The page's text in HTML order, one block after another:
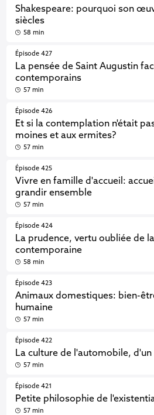
Shakespeare: pourquoi son
siècles
58 min
Épisode 427
La pensée de Saint Augustin
contemporains
57 min
Épisode 426
Et si la contemplation n'était
moines et aux ermites?
57 min
Épisode 425
Vivre en famille d'accueil:
grandir ensemble
57 min
Épisode 424
La prudence, vertu oubliée de
contemporaine
58 min
Épisode 423
Animaux domestiques: bien-
humaine
57 min
Épisode 422
La culture de l'automobile,
57 min
Épisode 421
Petite philosophie de
57 min